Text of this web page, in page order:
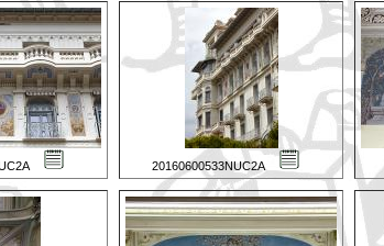
20160600533NUC2A